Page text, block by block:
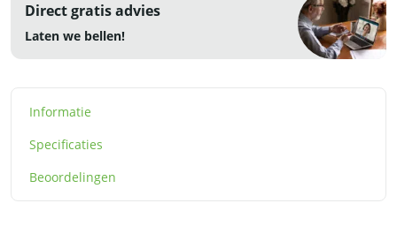
Direct gratis advies
Laten we bellen!
Informatie
Specificaties
Beoordelingen